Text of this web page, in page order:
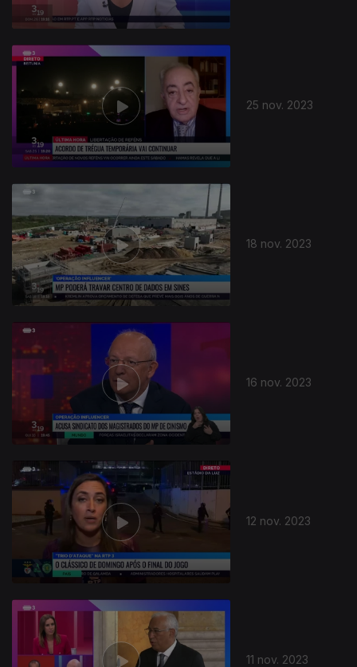
25 nov. 2023
18 nov. 2023
16 nov. 2023
12 nov. 2023
11 nov. 2023